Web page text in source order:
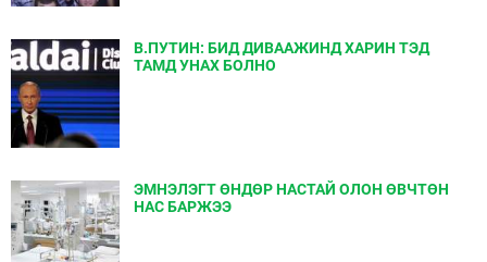
В.ПУТИН: БИД ДИВААЖИНД ХАРИН ТЭД
ТАМД УНАХ БОЛНО
ЭМНЭЛЭГТ ӨНДӨР НАСТАЙ ОЛОН ӨВЧТӨН
НАС БАРЖЭЭ